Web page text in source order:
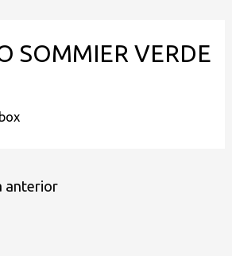
SOMMIER VERDE
anterior